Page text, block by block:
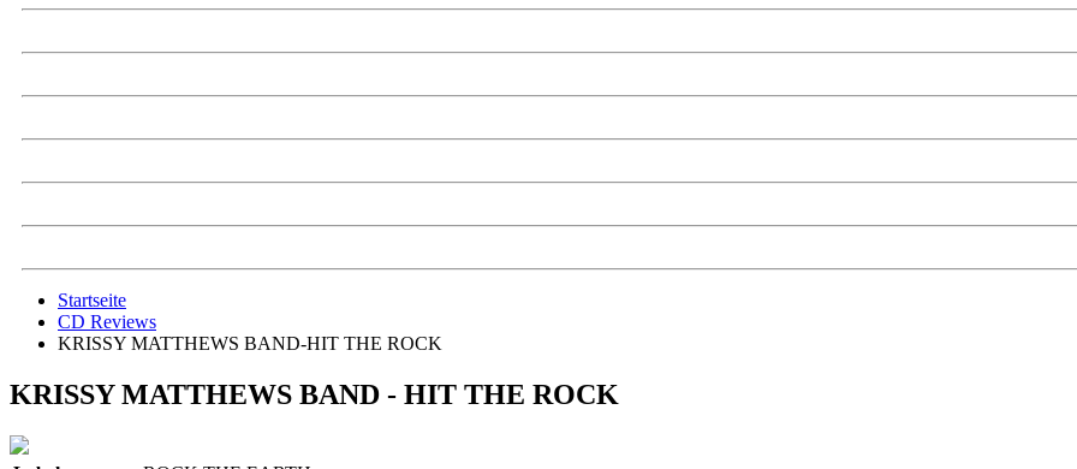
Startseite
CD Reviews
KRISSY MATTHEWS BAND-HIT THE ROCK
KRISSY MATTHEWS BAND - HIT THE ROCK